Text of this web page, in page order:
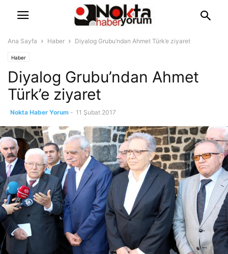
Ana Sayfa Haber Diyalog Grubu’ndan Ahmet Türk’e ziyaret
Haber
Diyalog Grubu’ndan Ahmet
Türk’e ziyaret
Nokta Haber Yorum - 11 Şubat 2017